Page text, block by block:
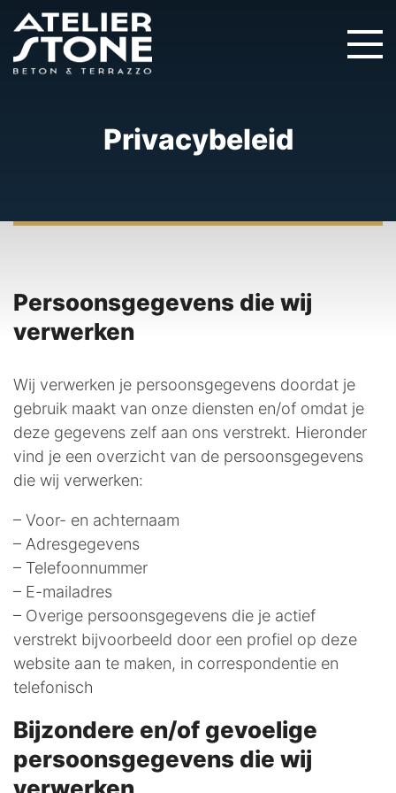
Privacybeleid
Persoonsgegevens die wij
verwerken
Wij verwerken je persoonsgegevens doordat je
gebruik maakt van onze diensten en/of omdat je
deze gegevens zelf aan ons verstrekt. Hieronder
vind je een overzicht van de persoonsgegevens
die wij verwerken:
– Voor- en achternaam
– Adresgegevens
– Telefoonnummer
– E-mailadres
– Overige persoonsgegevens die je actief
verstrekt bijvoorbeeld door een profiel op deze
website aan te maken, in correspondentie en
telefonisch
Bijzondere en/of gevoelige
persoonsgegevens die wij